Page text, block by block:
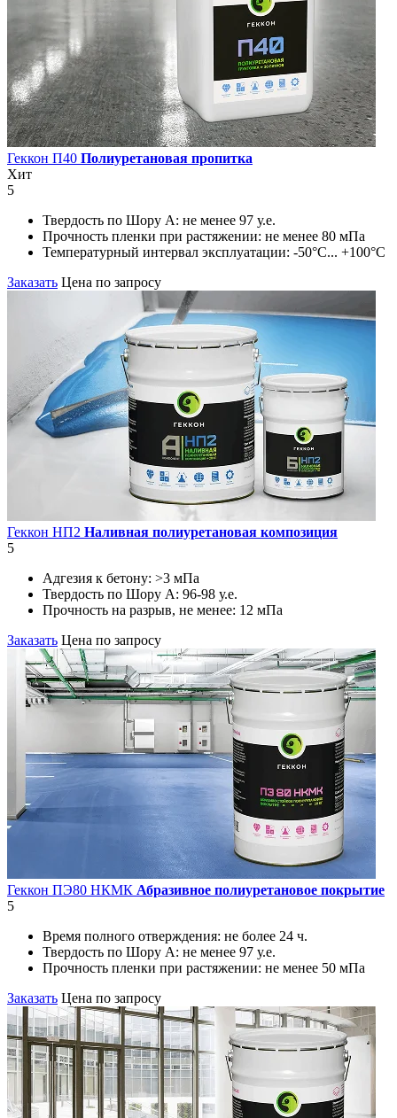
Геккон П40 Полиуретановая пропитка
Хит
5
Твердость по Шору А: не менее 97 у.е.
Прочность пленки при растяжении: не менее 80 мПа
Температурный интервал эксплуатации: -50°С... +100°С
Заказать Цена по запросу
Геккон НП2 Наливная полиуретановая композиция
5
Адгезия к бетону: >3 мПа
Твердость по Шору А: 96-98 у.е.
Прочность на разрыв, не менее: 12 мПа
Заказать Цена по запросу
Геккон ПЭ80 НКМК Абразивное полиуретановое покрытие
5
Время полного отверждения: не более 24 ч.
Твердость по Шору А: не менее 97 у.е.
Прочность пленки при растяжении: не менее 50 мПа
Заказать Цена по запросу